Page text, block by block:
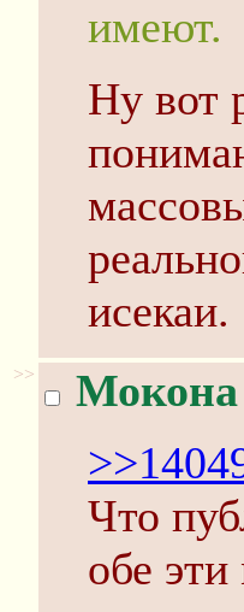
имеют.
Ну вот
исекаи.
>> Мокона
Что
обе